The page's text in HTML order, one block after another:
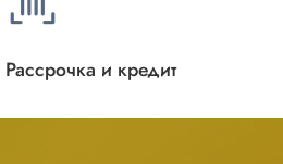
Рассрочка и кредит